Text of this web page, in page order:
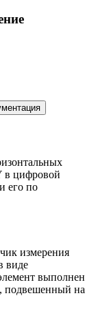
в цифровой
его по
измерения
виде
выполнен
подвешенный на